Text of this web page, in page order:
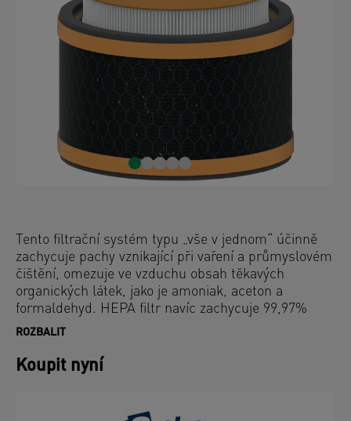
Tento filtrační systém typu „vše v jednom“ účinně
zachycuje pachy vznikající při vaření a průmyslovém
čištění, omezuje ve vzduchu obsah těkavých
organických látek, jako je amoniak, aceton a
formaldehyd. HEPA filtr navíc zachycuje 99,97%
běžných znečišťujících látek ve vzduchu. Tento
pachů a těkavých látek ve vzduchu; odolný
předřazený filtr, antivirový HEPA filtr a filtr s
místem čištění vzduchu. Pro spolehlivé fungování
ROZBALIT
Koupit nyní